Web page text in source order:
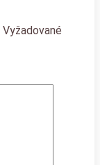
Vyžadované